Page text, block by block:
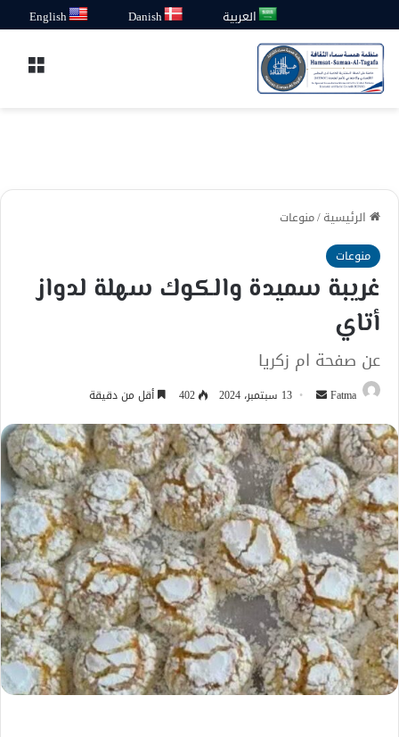
العربية Danish
English
الرئيسية/منوعات
منوعات
غريبة سميدة والكوك سهلة لدواز
أتاي
عن صفحة ام زكريا
Fatma
أرسل
إلكترونيا
13 سبتمبر، 2024 402 أقل من دقيقة